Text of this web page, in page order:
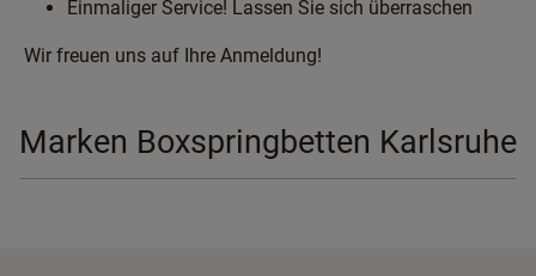
Einmaliger Service! Lassen Sie sich überraschen
Wir freuen uns auf Ihre Anmeldung!
Marken Boxspringbetten Karlsruhe